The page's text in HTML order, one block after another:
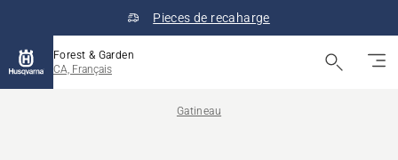
Pieces de recaharge
Forest & Garden
CA, Français
Gatineau